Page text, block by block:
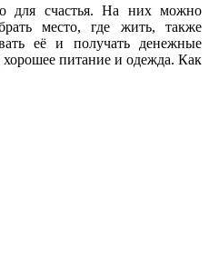
для счастья. На них можно
место, где жить, также
её и получать денежные
хорошее питание и одежда. Как